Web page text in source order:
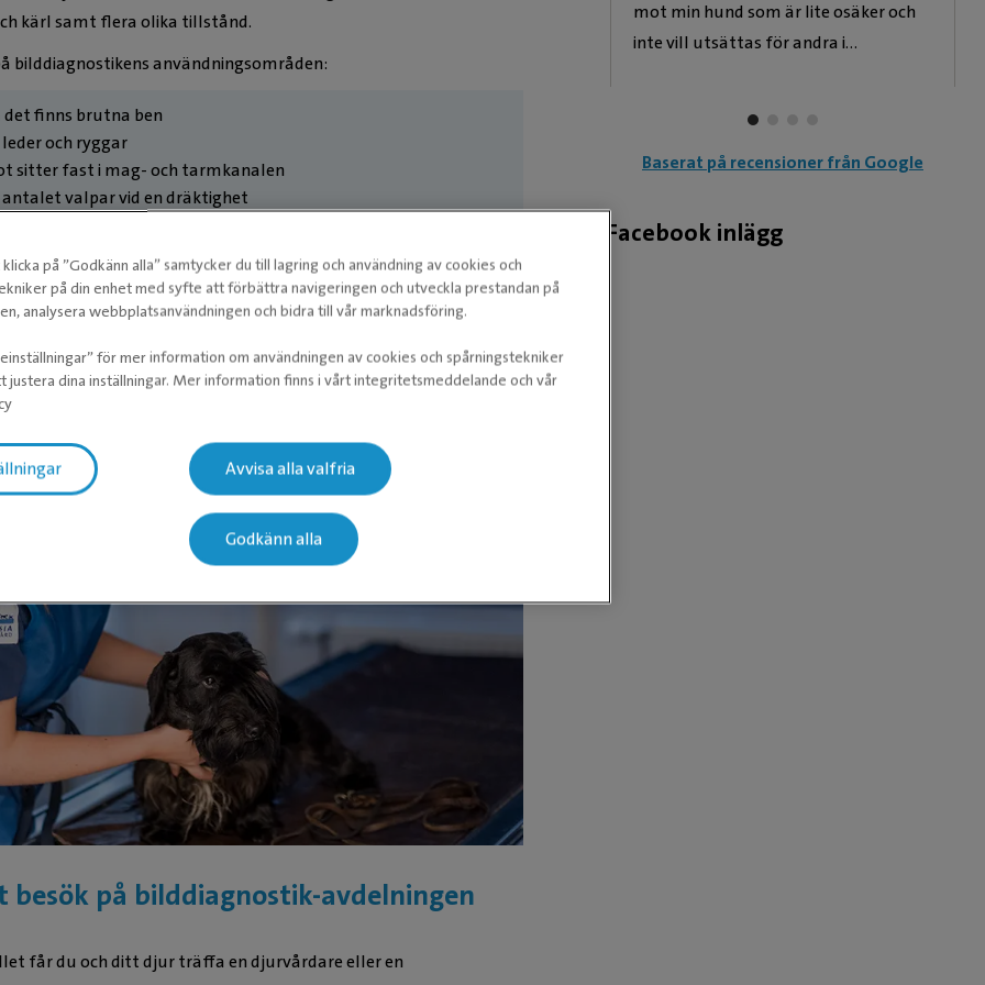
kärl samt flera olika tillstånd.
bilddiagnostikens användningsområden:
finns brutna ben
och ryggar
sitter fast i mag- och tarmkanalen
valpar vid en dräktighet
livmoderinflammationer
i urinblåsan
direkt efter en röntgenundersökning, men vid speciella fall
skickas för bedömning hos specialist. Vid ultraljud ger vi dig
vid undersökningen.
besök på bilddiagnostik-avdelningen
får du och ditt djur träffa en djurvårdare eller en
mot min hund som är lite osäker och
inte vill utsättas för andra i
Baserat på recensioner från Google
Facebook inlägg
på ”Godkänn alla” samtycker du till lagring och användning av cookies och
på din enhet med syfte att förbättra navigeringen och utveckla prestandan på
analysera webbplatsanvändningen och bidra till vår marknadsföring.
för mer information om användningen av cookies och spårningstekniker
justera dina inställningar. Mer information finns i vårt integritetsmeddelande och vår
Avvisa alla valfria
Godkänn alla